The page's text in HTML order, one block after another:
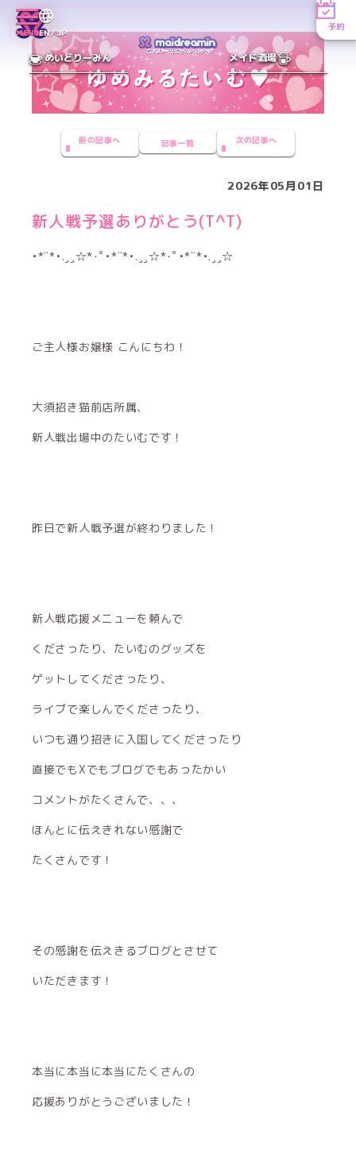
MENUEN／JP
予約
めいどりーみん メイド酒場
前の記事へ 記事一覧 次の記事へ
2026年05月01日
新人戦予選ありがとう(Т^Т)
•*¨*•.¸¸☆*･ﾟ•*¨*•.¸¸☆*･ﾟ•*¨*•.¸¸☆
ご主人様お嬢様 こんにちわ！
大須招き猫前店所属、
新人戦出場中のたいむです！
昨日で新人戦予選が終わりました！
新人戦応援メニューを頼んで
くださったり、たいむのグッズを
ゲットしてくださったり、
ライブで楽しんでくださったり、
いつも通り招きに入国してくださったり
直接でもXでもブログでもあったかい
コメントがたくさんで、、、
ほんとに伝えきれない感謝で
たくさんです！
その感謝を伝えきるブログとさせて
いただきます！
本当に本当に本当にたくさんの
応援ありがとうございました！